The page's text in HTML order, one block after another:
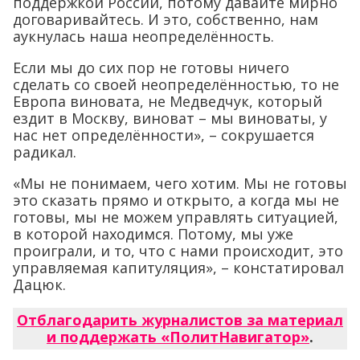
договаривайтесь. И это, собственно, нам
аукнулась наша неопределённость.
Если мы до сих пор не готовы ничего
сделать со своей неопределённостью, то не
Европа виновата, не Медведчук, который
ездит в Москву, виноват – мы виноваты, у
нас нет определённости», – сокрушается
радикал.
«Мы не понимаем, чего хотим. Мы не готовы
это сказать прямо и открыто, а когда мы не
готовы, мы не можем управлять ситуацией,
в которой находимся. Потому, мы уже
проиграли, и то, что с нами происходит, это
управляемая капитуляция», – констатировал
Дацюк.
Отблагодарить журналистов за материал
и поддержать «ПолитНавигатор».